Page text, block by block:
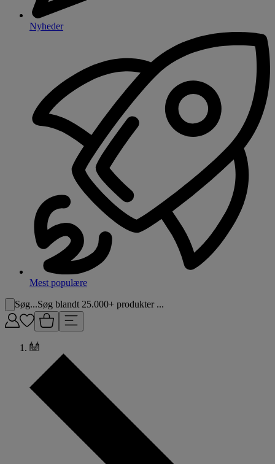
Nyheder
Mest populære
Søg...Søg blandt 25.000+ produkter ...